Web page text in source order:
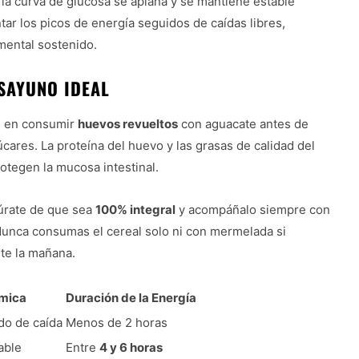
los picos de energía seguidos de caídas libres,
sostenido.
IDEAL
en consumir huevos revueltos con aguacate antes de
La proteína del huevo y las grasas de calidad del
la mucosa intestinal.
de que sea 100% integral y acompáñalo siempre con
consumas el cereal solo ni con mermelada si
la mañana.
Duración de la Energía
de caída Menos de 2 horas
Entre 4 y 6 horas